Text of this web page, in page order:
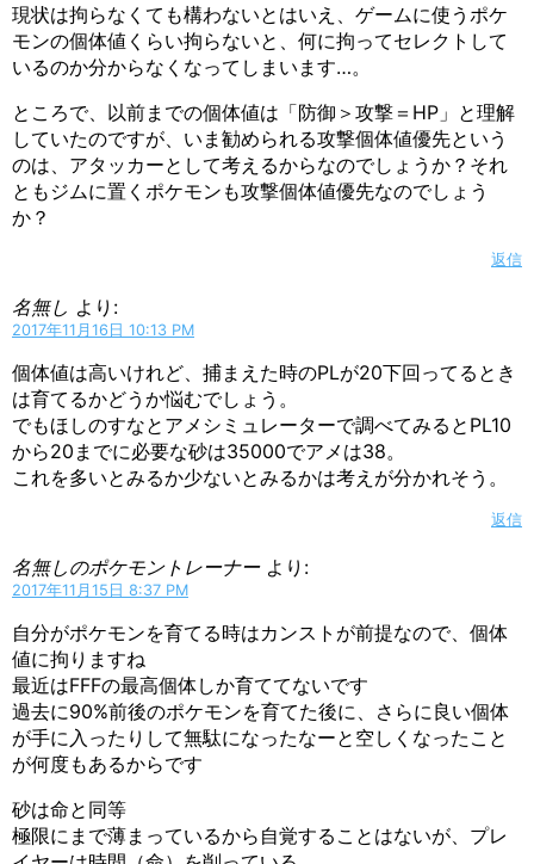
現状は拘らなくても構わないとはいえ、ゲームに使うポケ
モンの個体値くらい拘らないと、何に拘ってセレクトして
いるのか分からなくなってしまいます…。
ところで、以前までの個体値は「防御＞攻撃＝HP」と理解
していたのですが、いま勧められる攻撃個体値優先という
のは、アタッカーとして考えるからなのでしょうか？それ
ともジムに置くポケモンも攻撃個体値優先なのでしょう
か？
返信
名無し より:
2017年11月16日 10:13 PM
個体値は高いけれど、捕まえた時のPLが20下回ってるとき
は育てるかどうか悩むでしょう。
でもほしのすなとアメシミュレーターで調べてみるとPL10
から20までに必要な砂は35000でアメは38。
これを多いとみるか少ないとみるかは考えが分かれそう。
返信
名無しのポケモントレーナー より:
2017年11月15日 8:37 PM
自分がポケモンを育てる時はカンストが前提なので、個体
値に拘りますね
最近はFFFの最高個体しか育ててないです
過去に90%前後のポケモンを育てた後に、さらに良い個体
が手に入ったりして無駄になったなーと空しくなったこと
が何度もあるからです
砂は命と同等
極限にまで薄まっているから自覚することはないが、プレ